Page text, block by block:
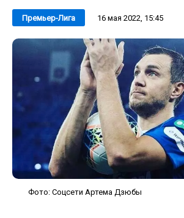
Премьер-Лига 16 мая 2022, 15:45
Фото: Соцсети Артема Дзюбы